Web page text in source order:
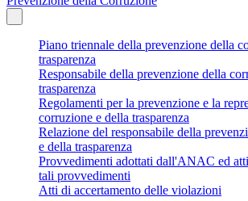
Piano triennale della prevenzione della
trasparenza
Responsabile della prevenzione della
trasparenza
Regolamenti per la prevenzione e la
corruzione e della trasparenza
Relazione del responsabile della
e della trasparenza
Provvedimenti adottati dall'ANAC ed
tali provvedimenti
Atti di accertamento delle violazioni